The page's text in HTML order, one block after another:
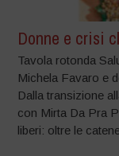
Donne e crisi
Tavola rotonda
Michela Favaro e
Dalla transizione
con Mirta Da Pra
liberi: oltre le